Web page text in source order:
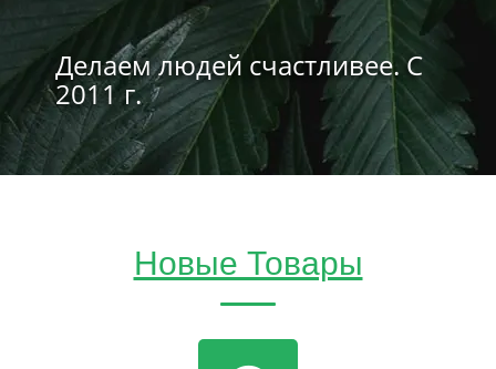
Делаем людей счастливее. С
2011 г.
Новые Товары